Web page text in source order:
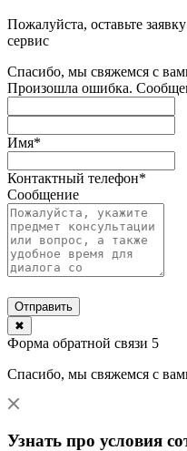
Пожалуйста, оставьте
сервис
Спасибо, мы свяжемся с
Произошла ошибка.
Имя*
Контактный телефон*
Сообщение
Отправить
✖
Форма обратной связи 5
Спасибо, мы свяжемся с
Узнать про условия